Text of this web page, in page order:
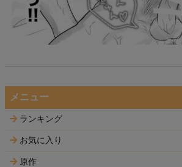
メニュー
ランキング
お気に入り
原作